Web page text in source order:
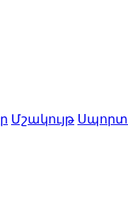
Մշակույթ Սպորտ